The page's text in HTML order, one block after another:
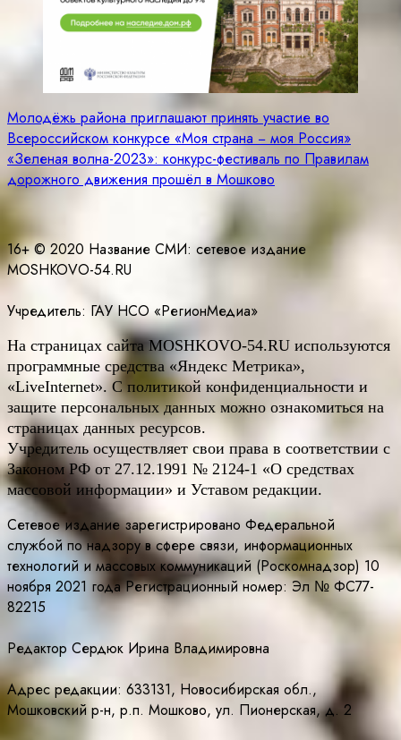
Навигация
по
записям
Молодёжь района приглашают принять участие во
Всероссийском конкурсе «Моя страна − моя Россия»
«Зеленая волна-2023»: конкурс-фестиваль по Правилам
дорожного движения прошёл в Мошково
16+ © 2020 Название СМИ: cетевое издание
MOSHKOVO-54.RU
Учредитель: ГАУ НСО «РегионМедиа»
На страницах сайта MOSHKOVO-54.RU используются
программные средства «Яндекс Метрика»,
«LiveInternet». С политикой конфиденциальности и
защите персональных данных можно ознакомиться на
страницах данных ресурсов.
Учредитель осуществляет свои права в соответствии с
Законом РФ от 27.12.1991 № 2124-1 «О средствах
массовой информации» и Уставом редакции.
Сетевое издание зарегистрировано Федеральной
службой по надзору в сфере связи, информационных
технологий и массовых коммуникаций (Роскомнадзор) 10
ноября 2021 года Регистрационный номер: Эл № ФС77-
82215
Редактор Сердюк Ирина Владимировна
Адрес редакции: 633131, Новосибирская обл.,
Мошковский р-н, р.п. Мошково, ул. Пионерская, д. 2